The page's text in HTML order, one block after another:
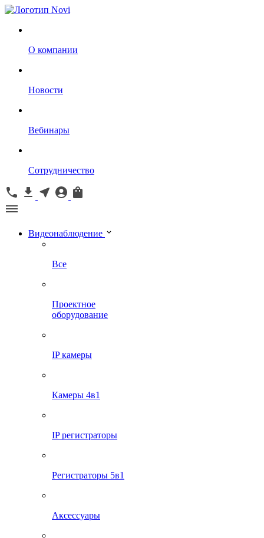
О компании
Новости
Вебинары
Сотрудничество
Видеонаблюдение
Все
Проектное
оборудование
IP камеры
Камеры 4в1
IP регистраторы
Регистраторы 5в1
Аксессуары